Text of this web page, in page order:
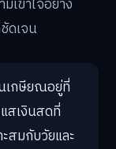
เข้าใจอย่าง
ดเจน
เกษียณอยู่ที่
สเงินสดที่
สมกับวัยและ